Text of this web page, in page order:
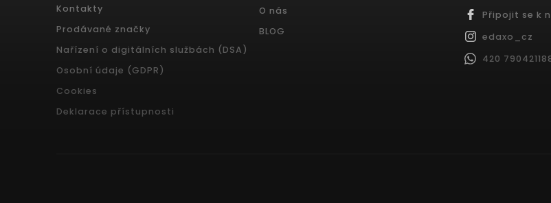
Kontakty
Prodávané značky
Nařízení o digitálních službách (DSA)
Osobní údaje (GDPR)
Cookies
Deklarace přístupnosti
O nás
BLOG
Připojit se k
edaxo_cz
420